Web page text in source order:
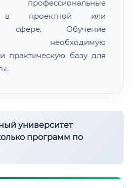
в проектной или
сфере. Обучение
необходимую
практическую базу для
университет
программ по